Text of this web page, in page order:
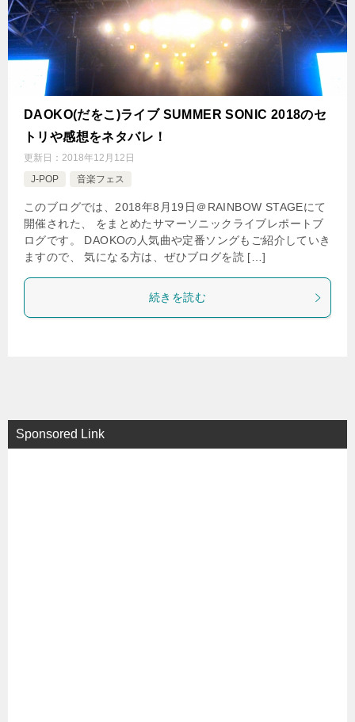
DAOKO(だをこ)ライブ SUMMER SONIC 2018のセ
トリや感想をネタバレ！
更新日： 2018年12月12日
J-POP
音楽フェス
このブログでは、2018年8月19日＠RAINBOW STAGEにて
開催された、 をまとめたサマーソニックライブレポートブ
ログです。 DAOKOの人気曲や定番ソングもご紹介していき
ますので、 気になる方は、ぜひブログを読 […]
続きを読む
Sponsored Link